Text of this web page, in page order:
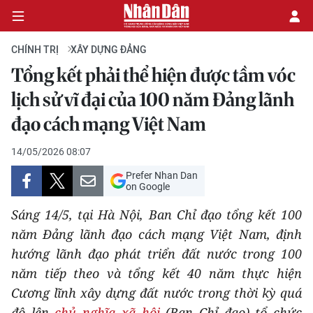
CHÍNH TRỊ
KINH TẾ
VĂN HÓA
XÃ HỘI
PHÁP LUẬT
DU LỊCH
THẾ GIỚI
CHÍNH TRỊ XÂY DỰNG ĐẢNG
Tổng kết phải thể hiện được tầm vóc
lịch sử vĩ đại của 100 năm Đảng lãnh
đạo cách mạng Việt Nam
14/05/2026 08:07
Prefer Nhan Dan
on Google
Sáng 14/5, tại Hà Nội, Ban Chỉ đạo tổng kết 100
năm Đảng lãnh đạo cách mạng Việt Nam, định
hướng lãnh đạo phát triển đất nước trong 100
năm tiếp theo và tổng kết 40 năm thực hiện
Cương lĩnh xây dựng đất nước trong thời kỳ quá